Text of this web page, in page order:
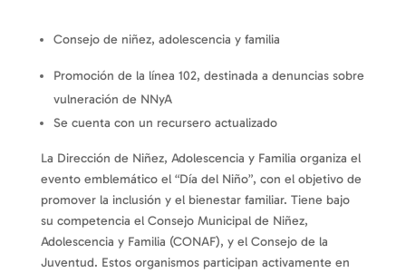
Consejo de niñez, adolescencia y familia
Promoción de la línea 102, destinada a denuncias sobre
vulneración de NNyA
Se cuenta con un recursero actualizado
La Dirección de Niñez, Adolescencia y Familia organiza el
evento emblemático el “Día del Niño”, con el objetivo de
promover la inclusión y el bienestar familiar. Tiene bajo
su competencia el Consejo Municipal de Niñez,
Adolescencia y Familia (CONAF), y el Consejo de la
Juventud. Estos organismos participan activamente en